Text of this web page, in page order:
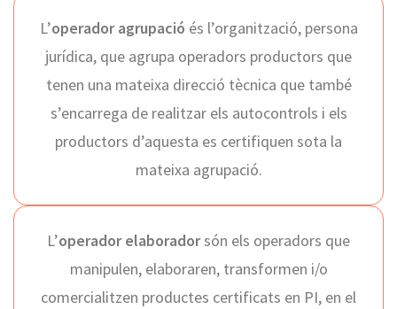
L’operador agrupació és l’organització, persona
jurídica, que agrupa operadors productors que
tenen una mateixa direcció tècnica que també
s’encarrega de realitzar els autocontrols i els
productors d’aquesta es certifiquen sota la
mateixa agrupació.
L’operador elaboradorsón els operadors que
manipulen, elaboraren, transformen i/o
comercialitzen productes certificats en PI, en el